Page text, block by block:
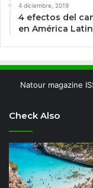
4 diciembre, 2019
4 efectos del
en América
Natour magazine
Check Also